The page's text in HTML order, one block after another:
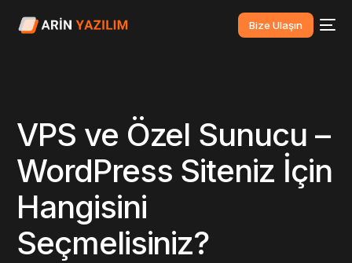
Bize Ulaşın
VPS ve Özel Sunucu –
WordPress Siteniz İçin
Hangisini
Seçmelisiniz?